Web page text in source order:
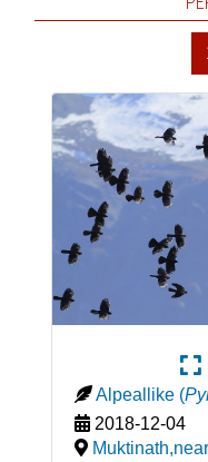
Alpeallike (
2018-12-04